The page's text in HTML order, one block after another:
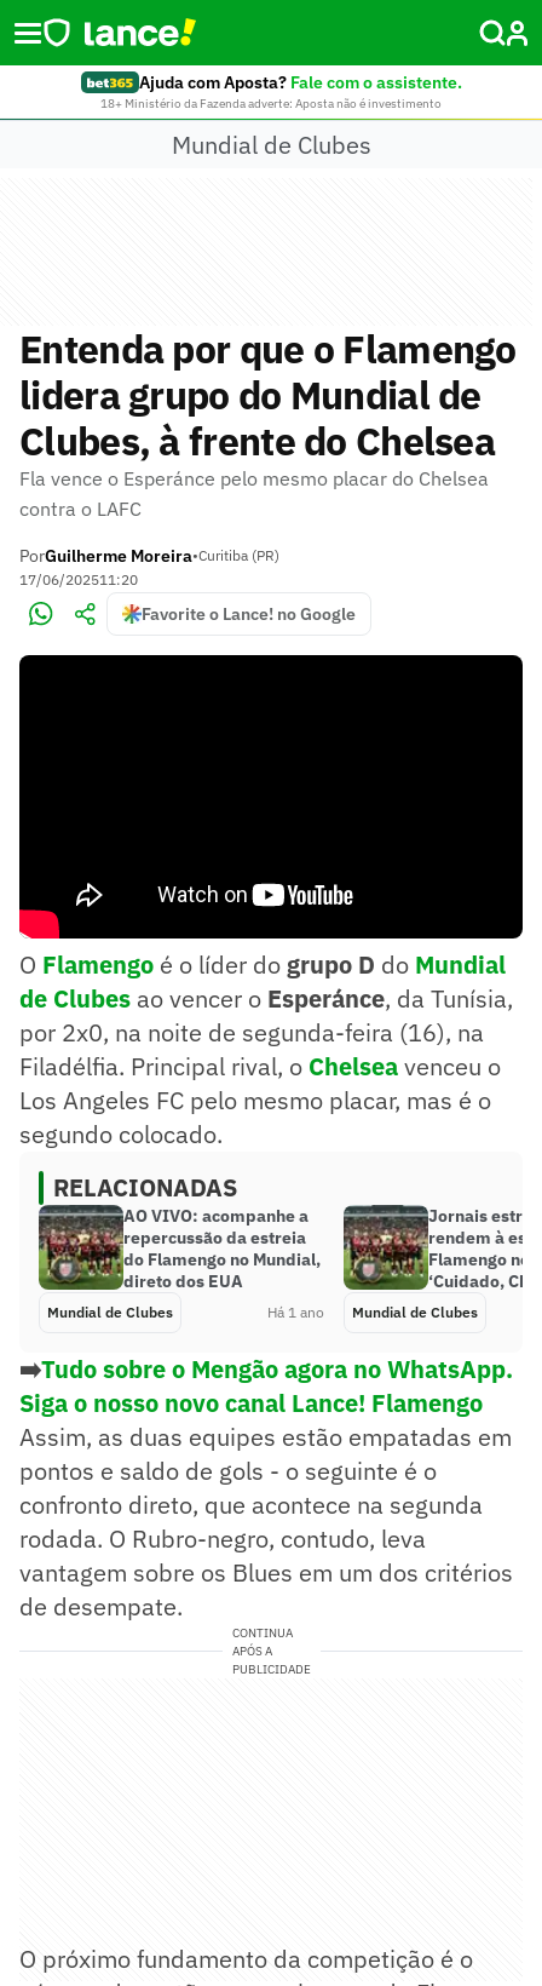
Ajuda com Aposta? Fale com o assistente.
18+ Ministério da Fazenda adverte: Aposta não é investimento
Mundial de Clubes
Entenda por que o Flamengo
lidera grupo do Mundial de
Clubes, à frente do Chelsea
Fla vence o Esperánce pelo mesmo placar do Chelsea
contra o LAFC
PorGuilherme Moreira•Curitiba (PR)
17/06/202511:20
Favorite o Lance! no Google
O Flamengo é o líder do grupo D do Mundial
de Clubes ao vencer o Esperánce, da Tunísia,
por 2x0, na noite de segunda-feira (16), na
Filadélfia. Principal rival, o Chelseavenceu o
Los Angeles FC pelo mesmo placar, mas é o
segundo colocado.
RELACIONADAS
AO VIVO: acompanhe a
repercussão da estreia
do Flamengo no Mundial,
direto dos EUA
Mundial de Clubes Há 1 ano
Jornais
rendem à
Flamengo no
‘Cuidado,
Mundial de Clubes
➡️Tudo sobre o Mengão agora no WhatsApp.
Siga o nosso novo canal Lance! Flamengo
Assim, as duas equipes estão empatadas em
pontos e saldo de gols - o seguinte é o
confronto direto, que acontece na segunda
rodada. O Rubro-negro, contudo, leva
vantagem sobre os Blues em um dos critérios
de desempate.
CONTINUA
APÓS A
PUBLICIDADE
O próximo fundamento da competição é o